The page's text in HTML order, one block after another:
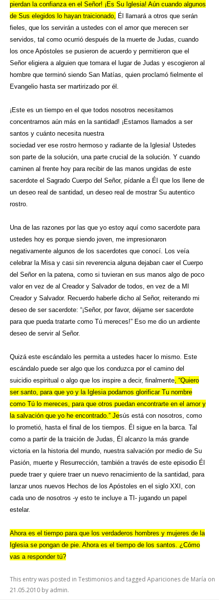
pierdan la confianza en el Señor! ¡Es Su Iglesia! Aún cuando algunos
de Sus elegidos lo hayan traicionado, Él llamará a otros que serán
fieles, que los servirán a ustedes con el amor que merecen ser
servidos, tal como ocurrió después de la muerte de Judas, cuando
los once Apóstoles se pusieron de acuerdo y permitieron que el
Señor eligiera a alguien que tomara el lugar de Judas y escogieron al
hombre que terminó siendo San Matías, quien proclamó fielmente el
Evangelio hasta ser martirizado por él.
¡Este es un tiempo en el que todos nosotros necesitamos
concentrarnos aún más en la santidad! ¡Estamos llamados a ser
santos y cuánto necesita nuestra
sociedad ver ese rostro hermoso y radiante de la Iglesia! Ustedes
son parte de la solución, una parte crucial de la solución. Y cuando
caminen al frente hoy para recibir de las manos ungidas de este
sacerdote el Sagrado Cuerpo del Señor, pídanle a Él que los llene de
un deseo real de santidad, un deseo real de mostrar Su autentico
rostro.
Una de las razones por las que yo estoy aquí como sacerdote para
ustedes hoy es porque siendo joven, me impresionaron
negativamente algunos de los sacerdotes que conocí. Los veía
celebrar la Misa y casi sin reverencia alguna dejaban caer el Cuerpo
del Señor en la patena, como si tuvieran en sus manos algo de poco
valor en vez de al Creador y Salvador de todos, en vez de a MI
Creador y Salvador. Recuerdo haberle dicho al Señor, reiterando mi
deseo de ser sacerdote: “¡Señor, por favor, déjame ser sacerdote
para que pueda tratarte como Tú mereces!” Eso me dio un ardiente
deseo de servir al Señor.
Quizá este escándalo les permita a ustedes hacer lo mismo. Este
escándalo puede ser algo que los conduzca por el camino del
suicidio espiritual o algo que los inspire a decir, finalmente, “Quiero
ser santo, para que yo y la Iglesia podamos glorificar Tu nombre
como Tú lo mereces, para que otros puedan encontrarte en el amor y
la salvación que yo he encontrado.” Jesús está con nosotros, como
lo prometió, hasta el final de los tiempos. Él sigue en la barca. Tal
como a partir de la traición de Judas, Él alcanzo la más grande
victoria en la historia del mundo, nuestra salvación por medio de Su
Pasión, muerte y Resurrección, también a través de este episodio Él
puede traer y quiere traer un nuevo renacimiento de la santidad, para
lanzar unos nuevos Hechos de los Apóstoles en el siglo XXI, con
cada uno de nosotros -y esto te incluye a TI- jugando un papel
estelar.
Ahora es el tiempo para que los verdaderos hombres y mujeres de la
Iglesia se pongan de pie. Ahora es el tiempo de los santos. ¿Cómo
vas a responder tú?
This entry was posted in Testimonios and tagged Apariciones de María on
21.05.2010 by admin.